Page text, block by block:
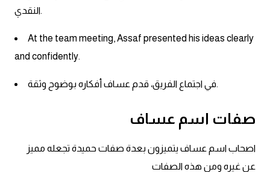
النقدي.
At the team meeting, Assaf presented his ideas clearly
and confidently.
في اجتماع الفريق، قدم عساف أفكاره بوضوح وثقة.
صفات اسم عساف
اصحاب اسم عساف يتميزون بعدة صفات حميدة تجعله مميز
عن غيره ومن هذه الصفات